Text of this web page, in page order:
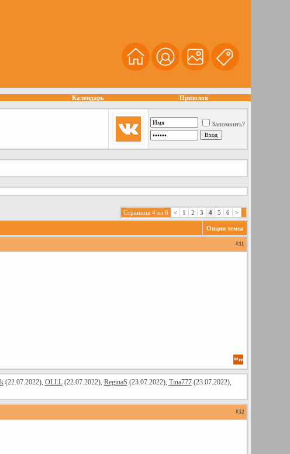
Календарь Призолов
Запомнить?
Страница 4 из 6 < 1 2 3 4 5 6 >
Опции темы
#31
(22.07.2022), OLLL(22.07.2022), ReginaS (23.07.2022), Tina777(23.07.2022),
#32